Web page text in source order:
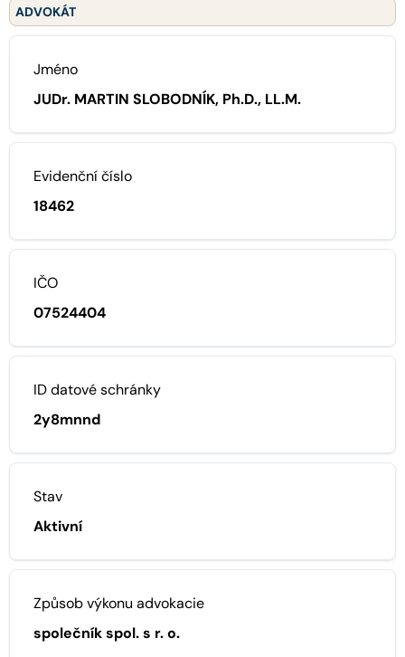
ADVOKÁT
Jméno
JUDr. MARTIN SLOBODNÍK, Ph.D., LL.M.
Evidenční číslo
18462
IČO
07524404
ID datové schránky
2y8mnnd
Stav
Aktivní
Způsob výkonu advokacie
společník spol. s r. o.